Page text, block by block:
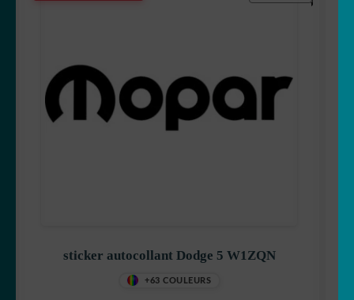
sticker autocollant Dodge 5 W1ZQN
+63 COULEURS